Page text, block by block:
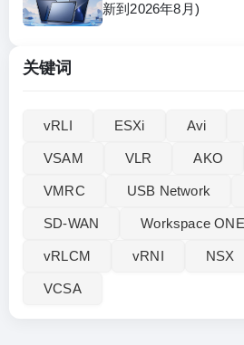
新到2026年8月)
关键词
vRLI‌ ESXi Avi
VSAM VLR AKO
VMRC USB Network
SD-WAN Workspace ONE
vRLCM vRNI NSX
VCSA